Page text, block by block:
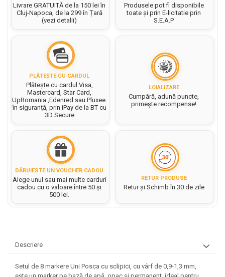
Rigle, echere si raportor
Sticle, caserole, pusculite,
suporturi copii
Etichete scolare
Stickere scolare
Seturi scolare
Plastilina, Planseta plastilina
Socotitoare, Betisoare
Carti de Colorat pentru copii
Carti Educative
Carnetele notite copii
Pasta modelatoare
Harti de perete
Abtibilduri, Stickere Christmas
Articole de Papetarie Craciun
Banda autoadeziva/ Stickere
Bannere, Semne Craciun
Bile/ Conuri/ Globuri din Polistiren
Braduti/ Stelute/ Accesorii impodobit
Carton Decor/ Hartie decor Craciun
Coronite/ Inele polistiren
Costume/ Costumatii Craciun si
Cutii, Sacose, Pungi, Ambalaje
Christmas
Decoratiuni Craciun
Moos
Globuri din plastic
Hartie tip pergament
Rezerve caiet mecanic
Sacose hartie si textil
Set hartie Colorata mix
Masini si Echipamente
Instrumente, Echipamente, Accesorii
Diverse accesorii bijuterii
Margele din Lemn
Margele din plastic/ sticla
Margele Fuzibile
Paiete, Strasuri si Pietricele
Snur, sarma, elastic, fir
Decoratiuni
Animale/ Insecte
Decoratiuni din Lemn
Nasturi
Livrare GRATUITĂ de la 150 lei în
Cluj-Napoca, de la 299 în Țară
(vezi detalii)
Produsele pot fi disponibile
toate și prin E-licitatie prin
S.E.A.P
PLĂTEȘTE CU CARDUL
Plătește cu cardul Visa,
Mastercard, Star Card,
UpRomania ,Edenred sau Pluxee.
în siguranță, prin iPay de la BT cu
3D Secure
LOIALIZARE
Cumpără, adună puncte,
primește recompense!
DĂRUIESTE UN VOUCHER CADOU
Alege unul sau mai multe carduri
cadou cu o valoare între 50 și
500 lei.
RETUR PRODUSE
Retur și Schimb în 30 de zile
Descriere
Setul de 8 markere Uni Posca cu sclipici, cu vârf de 0,9-1,3 mm,